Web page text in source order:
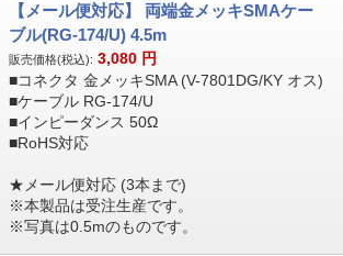
【メール便対応】 両端金メッキSMAケー
ブル(RG-174/U) 4.5m
販売価格(税込): 3,080 円
■コネクタ 金メッキSMA (V-7801DG/KY オス)
■ケーブル RG-174/U
■インピーダンス 50Ω
■RoHS対応
★メール便対応 (3本まで)
※本製品は受注生産です。
※写真は0.5mのものです。